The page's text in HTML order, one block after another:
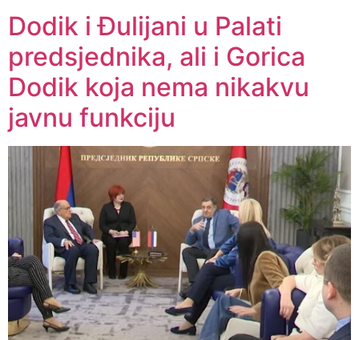
Dodik i Đulijani u Palati
predsjednika, ali i Gorica
Dodik koja nema nikakvu
javnu funkciju